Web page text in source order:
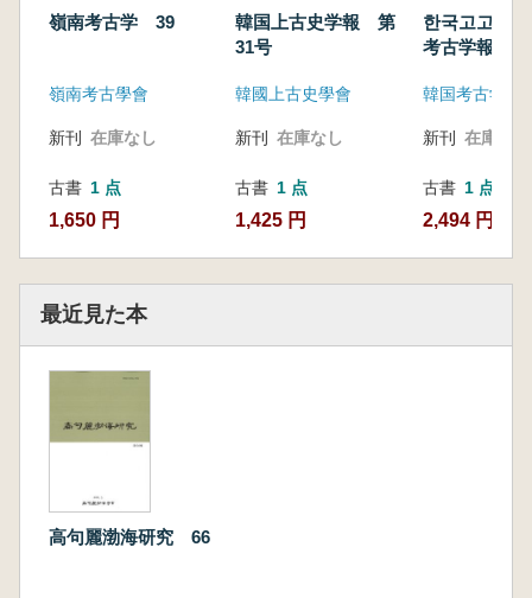
嶺南考古学 39
嶺南考古學會
新刊 在庫なし
古書 1 点
1,650 円
韓国上古史学報 第
31号
韓國上古史學會
新刊 在庫なし
古書 1 点
1,425 円
한국고고학
考古学報)
韓国考古学会
新刊 在庫なし
古書 1 点
2,494 円
最近見た本
高句麗渤海研究 66